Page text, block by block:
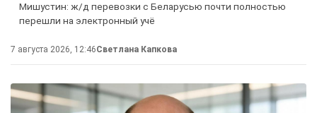
Мишустин: ж/д перевозки с Беларусью почти полностью
перешли на электронный учё
7 августа 2026, 12:46Светлана Капкова